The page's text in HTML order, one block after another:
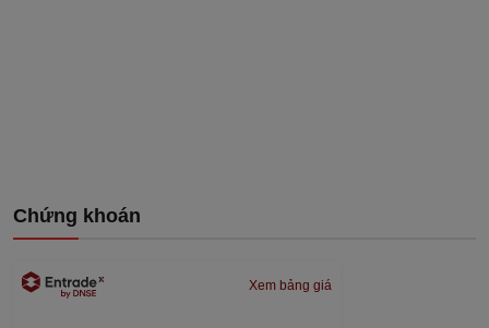
Chứng khoán
Xem bảng giá